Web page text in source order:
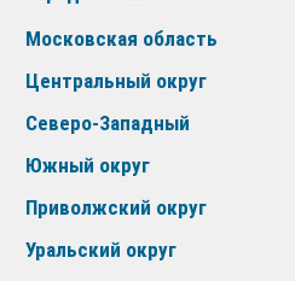
Московская область
Центральный округ
Северо-Западный
Южный округ
Приволжский округ
Уральский округ